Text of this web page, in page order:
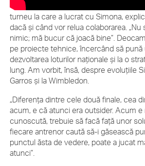
Daniel Dobre
turneu la care a lucrat cu Simona,
dacă și când vor relua colaborarea. „Nu
nimic; mă bucur că joacă bine”.
pe proiecte tehnice, încercând să pună
dezvoltarea loturilor naționale și la o
lung. Am vorbit, însă, despre evoluțiile
Garros și la Wimbledon.
„Diferența dintre cele două finale, cea
acum, e că atunci era outsider. Acum
cunoscută, trebuie să facă față unor
fiecare antrenor caută să-i găsească
punctul ăsta de vedere, poate a jucat
atunci”.